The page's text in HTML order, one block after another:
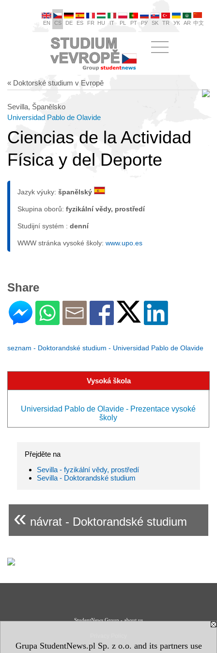
Grupa StudentNews.pl Sp. z o.o. and its partners use
EN CS DE ES FR HU IT PL PT РУ SK TR УК AR 中文
« Doktorské studium v Evropě
Sevilla, Španělsko
Universidad Pablo de Olavide
Ciencias de la Actividad
Física y del Deporte
Jazyk výuky: španělský
Skupina oborů: fyzikální vědy, prostředí
Studijní systém : denní
WWW stránka vysoké školy: www.upo.es
Share
seznam - Doktorandské studium - Universidad Pablo de Olavide
Vysoká škola
Universidad Pablo de Olavide - Prezentace vysoké
školy
Přejděte na
Sevilla - fyzikální vědy, prostředí
Sevilla - Doktorandské studium
« návrat - Doktorandské studium
StudentNews Group - about us